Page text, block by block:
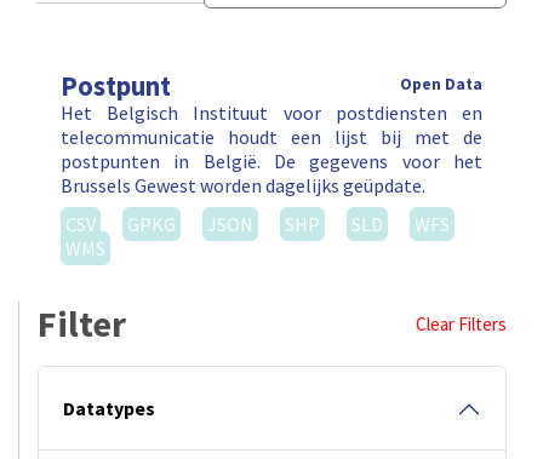
Postpunt Open Data
Het Belgisch Instituut voor postdiensten en
telecommunicatie houdt een lijst bij met de
postpunten in België. De gegevens voor het
Brussels Gewest worden dagelijks geüpdate.
CSV
GPKG JSON SHP SLD
WFS
WMS
Filter Clear Filters
Datatypes